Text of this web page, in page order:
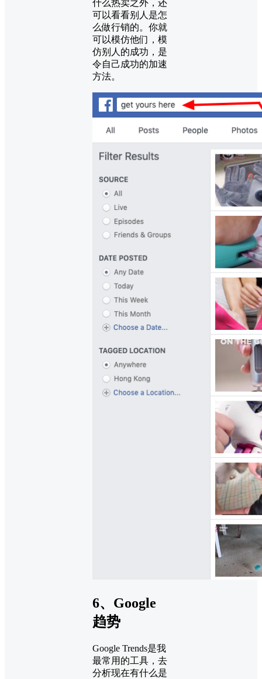
什么热卖之外，还
可以看看别人是怎
么做行销的。你就
可以模仿他们，模
仿别人的成功，是
令自己成功的加速
方法。
6、Google
趋势
Google Trends是我
最常用的工具，去
分析现在有什么是